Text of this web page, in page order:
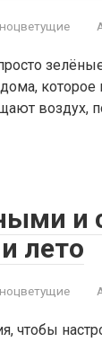
воздух,
лето
чтобы